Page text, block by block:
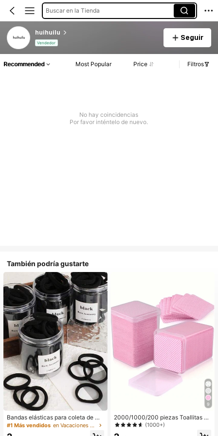
Buscar en la Tienda
huihuilu
Vendedor
Seguir
Recommended Most Popular Price Filtros
No hay coincidencias
Por favor inténtelo de nuevo.
También podría gustarte
Bandas elásticas para coleta de mu
jer, bandas para el cabello, accesori
#1 Más vendidos en Vacaciones Aparatos de baño
9
2000/1000/200 piezas Toallitas de
limpieza de uñas - Almohadillas pro
fesionales sin pelusa para quitar es
(1000+)